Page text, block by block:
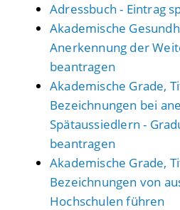
Adressbuch - Eintrag
Akademische
Anerkennung der
beantragen
Akademische Grade,
Bezeichnungen bei
Spätaussiedlern -
beantragen
Akademische Grade,
Bezeichnungen von
Hochschulen führen